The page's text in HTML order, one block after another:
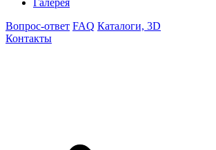
Галерея
Вопрос-ответ FAQ Каталоги, 3D
Контакты